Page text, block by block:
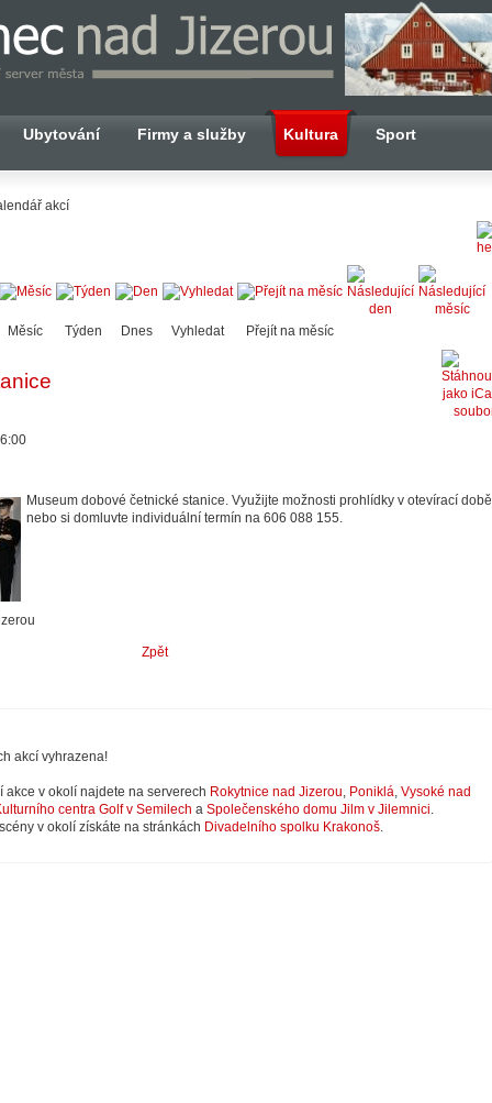
Ubytování Firmy a služby Kultura Sport
akcí
Měsíc Týden Dnes Vyhledat Přejít na měsíc
Museum dobové četnické stanice. Využijte možnosti prohlídky v otevírací době
nebo si domluvte individuální termín na 606 088 155.
Zpět
akcí vyhrazena!
akce v okolí najdete na serverech Rokytnice nad Jizerou, Poniklá, Vysoké nad
centra Golf v Semilech a Společenského domu Jilm v Jilemnici.
v okolí získáte na stránkách Divadelního spolku Krakonoš.